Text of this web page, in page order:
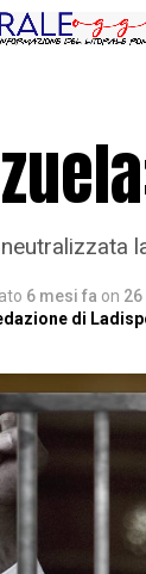
6 mesi fa on
di